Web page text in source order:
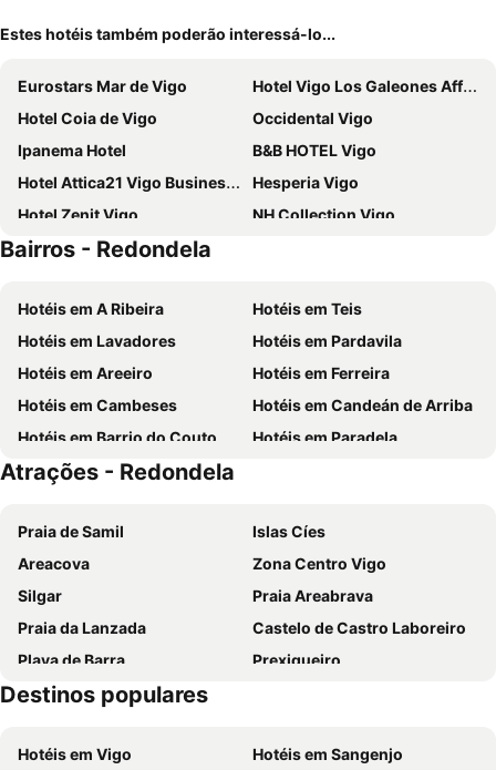
Estes hotéis também poderão interessá-lo...
Eurostars Mar de Vigo
Hotel Vigo Los Galeones Affiliated by Meliá
Hotel Coia de Vigo
Occidental Vigo
Ipanema Hotel
B&B HOTEL Vigo
Hotel Attica21 Vigo Business & Wellness
Hesperia Vigo
Hotel Zenit Vigo
NH Collection Vigo
Hotel Spa Nanin Playa
Hotel Junquera
Hotel Villa Covelo
Pazo Los Escudos Hotel Spa & Resort
Gran Hotel Nagari Boutique & Spa
Hotel Celta
Sercotel Tres Luces
Hotel Vigo Plaza
Hotel Alda Estación Vigo
Slow Beach Hotel Gran Proa
Dorma Vigo
Hotel Ancora
Hotel Panton
Hotel Bienestar Moaña
La Suite Hotel
Airiños
Hotel Casablanca Vigo
Hotel Silken Axis Vigo
AC Hotel Palacio Universal
Hotel Jucamar
Hotel Playa Samil Vigo
Hotel París
Hotel del Mar
PENSION LUCERNA
Rias Bajas
Bairros - Redondela
Hotéis em A Ribeira
Hotéis em Teis
Hotéis em Lavadores
Hotéis em Pardavila
Hotéis em Areeiro
Hotéis em Ferreira
Hotéis em Cambeses
Hotéis em Candeán de Arriba
Hotéis em Barrio do Couto
Hotéis em Paradela
Hotéis em Espiñeiro
Atrações - Redondela
Praia de Samil
Islas Cíes
Areacova
Zona Centro Vigo
Silgar
Praia Areabrava
Praia da Lanzada
Castelo de Castro Laboreiro
Playa de Barra
Prexigueiro
Praia Fluvial do Taboão
Luz
Barrio de Samil
Destinos populares
Hotéis em Vigo
Hotéis em Sangenjo